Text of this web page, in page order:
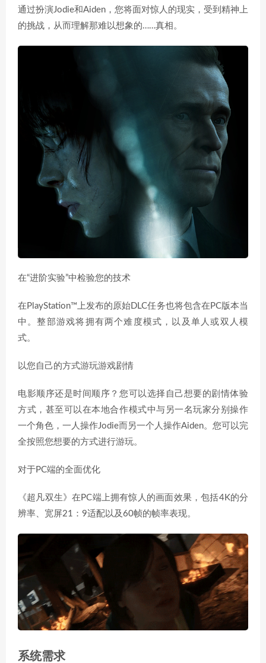
通过扮演Jodie和Aiden，您将面对惊人的现实，受到精神上
的挑战，从而理解那难以想象的……真相。
在“进阶实验”中检验您的技术
在PlayStation™上发布的原始DLC任务也将包含在PC版本当
中。整部游戏将拥有两个难度模式，以及单人或双人模
式。
以您自己的方式游玩游戏剧情
电影顺序还是时间顺序？您可以选择自己想要的剧情体验
方式，甚至可以在本地合作模式中与另一名玩家分别操作
一个角色，一人操作Jodie而另一个人操作Aiden。您可以完
全按照您想要的方式进行游玩。
对于PC端的全面优化
《超凡双生》在PC端上拥有惊人的画面效果，包括4K的分
辨率、宽屏21：9适配以及60帧的帧率表现。
系统需求